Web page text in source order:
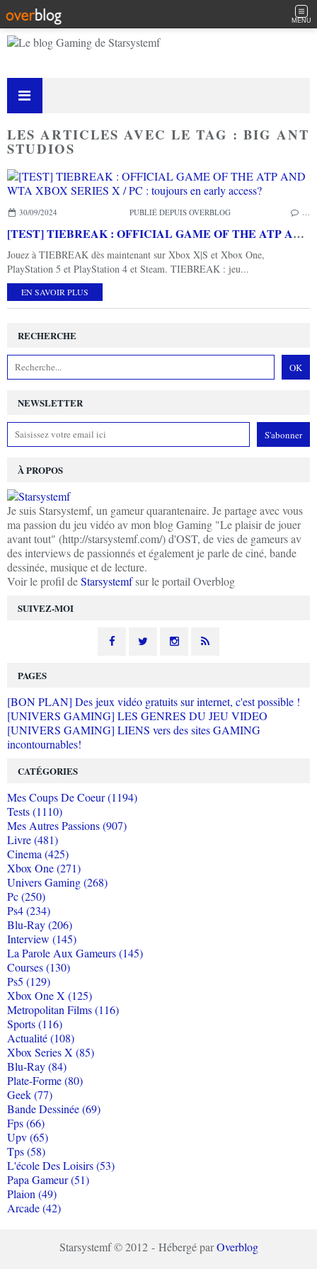
MENU
LES ARTICLES AVEC LE TAG : BIG ANT
STUDIOS
30/09/2024 PUBLIÉ DEPUIS OVERBLOG
[TEST] TIEBREAK : OFFICIAL GAME OF THE ATP AND WTA XBOX SERIES X / PC : toujours en early access?
Jouez à TIEBREAK dès maintenant sur Xbox X|S et Xbox One,
PlayStation 5 et PlayStation 4 et Steam. TIEBREAK : jeu...
EN SAVOIR PLUS
NEWSLETTER
SUIVEZ-MOI
RECHERCHE
À PROPOS
Je suis Starsystemf, un gameur quarantenaire. Je partage avec vous
ma passion du jeu vidéo av mon blog Gaming "Le plaisir de jouer
avant tout" (http://starsystemf.com/) d'OST, de vies de gameurs av
des interviews de passionnés et également je parle de ciné, bande
dessinée, musique et de lecture.
Voir le profil deStarsystemfsur le portail Overblog
PAGES
[BON PLAN] Des jeux vidéo gratuits sur internet, c'est possible !
[UNIVERS GAMING] LES GENRES DU JEU VIDEO
[UNIVERS GAMING] LIENS vers des sites GAMING
incontournables!
CATÉGORIES
Mes Coups De Coeur (1194)
Tests (1110)
Mes Autres Passions (907)
Livre (481)
Cinema (425)
Xbox One (271)
Univers Gaming (268)
Pc (250)
Ps4 (234)
Blu-Ray (206)
Interview (145)
La Parole Aux Gameurs (145)
Courses (130)
Ps5 (129)
Xbox One X (125)
Metropolitan Films (116)
Sports (116)
Actualité (108)
Xbox Series X (85)
Blu-Ray (84)
Plate-Forme (80)
Geek (77)
Bande Dessinée (69)
Fps (66)
Upv (65)
Tps (58)
L'école Des Loisirs (53)
Papa Gameur (51)
Plaion (49)
Arcade (42)
Starsystemf © 2012 - Hébergé parOverblog